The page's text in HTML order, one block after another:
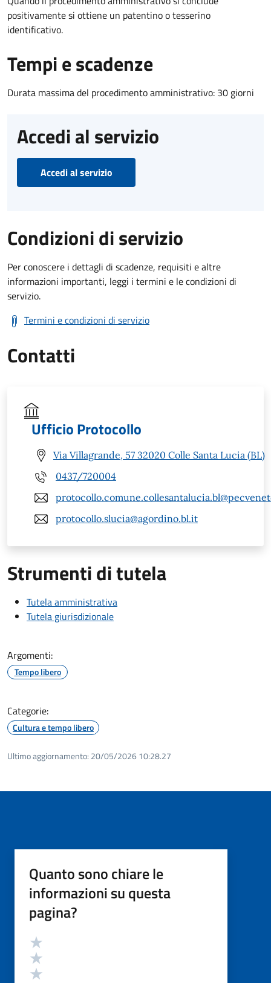
positivamente si ottiene un patentino o tesserino
identificativo.
Tempi e scadenze
Durata massima del procedimento amministrativo: 30 giorni
Accedi al servizio
Accedi al servizio
Condizioni di servizio
Per conoscere i dettagli di scadenze, requisiti e altre
informazioni importanti, leggi i termini e le condizioni di
servizio.
Termini e condizioni di servizio
Contatti
Ufficio Protocollo
Via Villagrande, 57 32020 Colle Santa Lucia (BL)
0437/720004
protocollo.slucia@agordino.bl.it
Strumenti di tutela
Tutela amministrativa
Tutela giurisdizionale
Argomenti:
Tempo libero
Categorie:
Cultura e tempo libero
Ultimo aggiornamento: 20/05/2026 10:28.27
Quanto sono chiare le
informazioni su questa
pagina?
Valutazione